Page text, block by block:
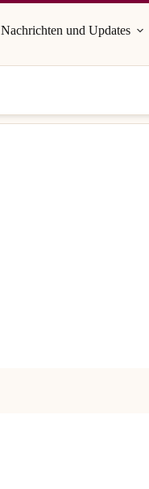
Nachrichten und Updates